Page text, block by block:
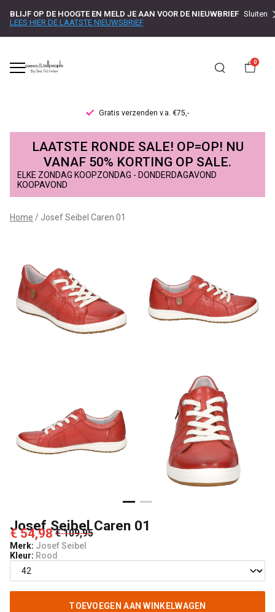
BLIJF OP DE HOOGTE EN MELD JE AAN VOOR DE NIEUWBRIEF
LEES HIER DE LAATSTE NIEUWSBRIEF
Sluiten
0
Gratis verzenden v.a. €75,-
Josef
Seibel
Caren
01
Passo
LAATSTE RONDE SALE! OP=OP! NU
VANAF 50% KORTING OP SALE.
ELKE ZONDAG KOOPZONDAG - DONDERDAGAVOND
KOOPAVOND
Home Josef Seibel Caren 01
Josef Seibel Caren 01
€ 54,98 € 109,95
Merk: Josef Seibel
Kleur: Rood
TOEVOEGEN AAN WINKELWAGEN